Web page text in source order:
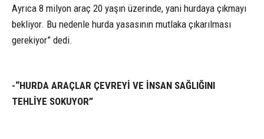
Ayrıca 8 milyon araç 20 yaşın üzerinde, yani hurdaya çıkmayı
bekliyor. Bu nedenle hurda yasasının mutlaka çıkarılması
gerekiyor” dedi.
-“HURDA ARAÇLAR ÇEVREYİ VE İNSAN SAĞLIĞINI
TEHLİYE SOKUYOR”